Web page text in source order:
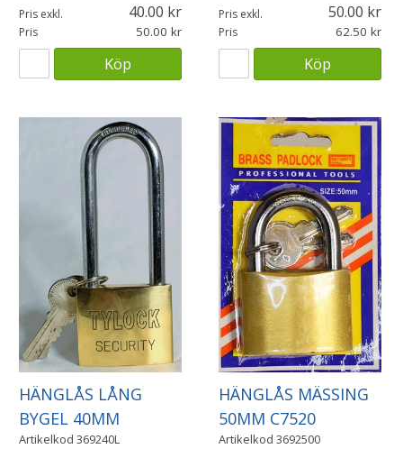
Pris exkl. 40.00
Pris 50.00
Köp
Pris exkl. 50.00
Pris 62.50
Köp
HÄNGLÅS LÅNG
BYGEL 40MM
Artikelkod 369240L
HÄNGLÅS MÄSSING
50MM C7520
Artikelkod 3692500